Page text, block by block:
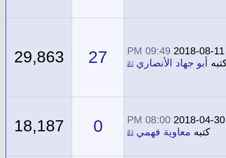
2018-08-11
09:49 PM
أبو جهاد الأنصاري 27
29,863
2018-04-30
08:00 PM
كتبه معاوية فهمي 0
18,187